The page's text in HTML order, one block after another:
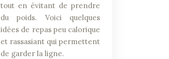
tout en évitant de prendre
du poids. Voici quelques
idées de repas peu calorique
et rassasiant qui permettent
de garder la ligne.